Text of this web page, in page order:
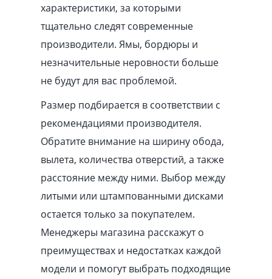
характеристики, за которыми
тщательно следят современные
производители. Ямы, бордюры и
незначительные неровности больше
не будут для вас проблемой.
Размер подбирается в соответствии с
рекомендациями производителя.
Обратите внимание на ширину обода,
вылета, количества отверстий, а также
расстояние между ними. Выбор между
литыми или штампованными дисками
остается только за покупателем.
Менеджеры магазина расскажут о
преимуществах и недостатках каждой
модели и помогут выбрать подходящие